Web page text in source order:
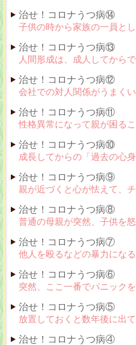
治せ！コロナうつ病⑭
子供の時から家族の一員と
治せ！コロナうつ病⑬
人間形成は、成人してから
治せ！コロナうつ病⑫
会社での対人関係がうまく
治せ！コロナうつ病⑪
性格異常になって親が困る
治せ！コロナうつ病⑩
成長してからの「過去の心
治せ！コロナうつ病⑨
親が近づくと心が怯えて、
治せ！コロナうつ病⑧
普通の母親が突然、子供を
治せ！コロナうつ病⑦
他人を殴るなどの暴力にな
治せ！コロナうつ病⑥
突然、ここ一番でパニック
治せ！コロナうつ病⑤
放置しておくと数年後に出
治せ！コロナうつ病④